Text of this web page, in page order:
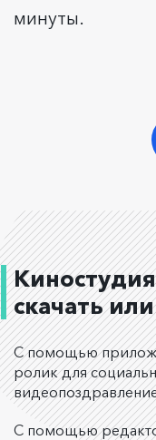
минуты.
скачать
С помощью
ролик для
С помощью